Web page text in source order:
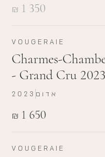
₪ 1 350
VOUGERAIE
Charmes-
- Grand Cru 2023
₪ 1 650
2023 אדום
VOUGERAIE